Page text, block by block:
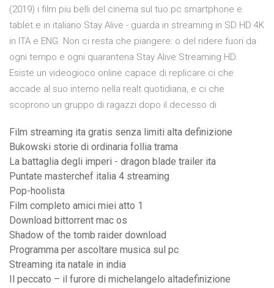
(2019) i film piu belli del cinema sul tuo pc smartphone e
tablet e in italiano Stay Alive - guarda in streaming in SD HD 4K
in ITA e ENG. Non ci resta che piangere: o del ridere fuori da
ogni tempo e ogni quarantena Stay Alive Streaming HD.
Esiste un videogioco online capace di replicare ci che
accade al suo interno nella realt quotidiana, e ci che
scoprono un gruppo di ragazzi dopo il decesso di
Film streaming ita gratis senza limiti alta definizione
Bukowski storie di ordinaria follia trama
La battaglia degli imperi - dragon blade trailer ita
Puntate masterchef italia 4 streaming
Pop-hoolista
Film completo amici miei atto 1
Download bittorrent mac os
Shadow of the tomb raider download
Programma per ascoltare musica sul pc
Streaming ita natale in india
Il peccato – il furore di michelangelo altadefinizione